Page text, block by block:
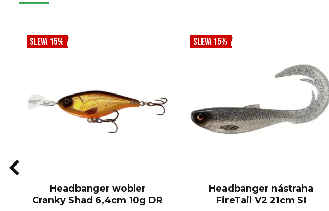
SLEVA 15%
Headbanger wobler
Cranky Shad 6,4cm 10g DR
SLEVA 15%
Headbanger nástraha
FireTail V2 21cm SI